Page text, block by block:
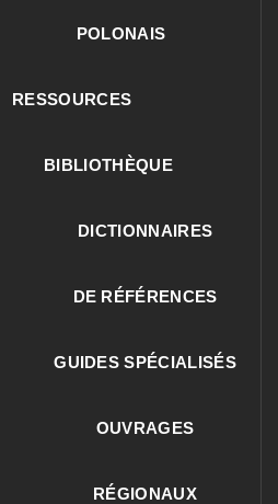
POLONAIS
RESSOURCES
BIBLIOTHÈQUE
DICTIONNAIRES
DE RÉFÉRENCES
GUIDES SPÉCIALISÉS
OUVRAGES
RÉGIONAUX